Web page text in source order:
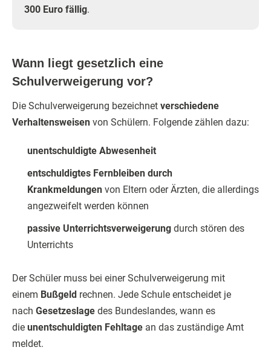
300 Euro fällig.
Wann liegt gesetzlich eine
Schulverweigerung vor?
Die Schulverweigerung bezeichnet verschiedene
Verhaltensweisen von Schülern. Folgende zählen dazu:
unentschuldigte Abwesenheit
entschuldigtes Fernbleiben durch
Krankmeldungen von Eltern oder Ärzten, die allerdings
angezweifelt werden können
passive Unterrichtsverweigerung durch stören des
Unterrichts
Der Schüler muss bei einer Schulverweigerung mit
einem Bußgeld rechnen. Jede Schule entscheidet je
nach Gesetzeslage des Bundeslandes, wann es
die unentschuldigten Fehltage an das zuständige Amt
meldet.